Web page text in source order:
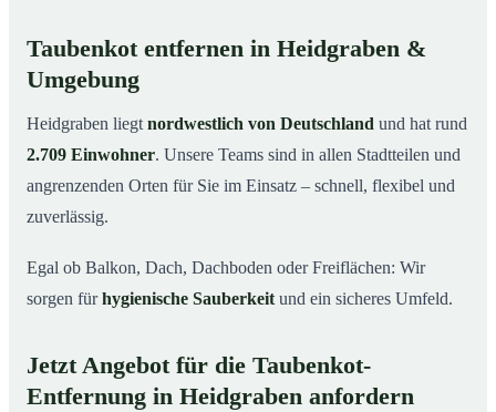
Taubenkot entfernen in Heidgraben &
Umgebung
Heidgraben liegt nordwestlich von Deutschland und hat rund
2.709 Einwohner. Unsere Teams sind in allen Stadtteilen und
angrenzenden Orten für Sie im Einsatz – schnell, flexibel und
zuverlässig.
Egal ob Balkon, Dach, Dachboden oder Freiflächen: Wir
sorgen fürhygienische Sauberkeit und ein sicheres Umfeld.
Jetzt Angebot für die Taubenkot-
Entfernung in Heidgraben anfordern